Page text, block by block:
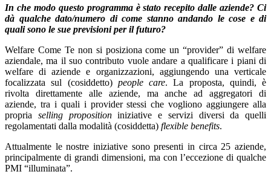
In che modo questo programma è stato recepito dalle aziende? Ci
dà qualche dato/numero di come stanno andando le cose e di
quali sono le sue previsioni per il futuro?
Welfare Come Te non si posiziona come un “provider” di welfare
aziendale, ma il suo contributo vuole andare a qualificare i piani di
welfare di aziende e organizzazioni, aggiungendo una verticale
focalizzata sul (cosiddetto) people care. La proposta, quindi, è
rivolta direttamente alle aziende, ma anche ad aggregatori di
aziende, tra i quali i provider stessi che vogliono aggiungere alla
propria selling propositioniniziative e servizi diversi da quelli
regolamentati dalla modalità (cosiddetta) flexible benefits.
Attualmente le nostre iniziative sono presenti in circa 25 aziende,
principalmente di grandi dimensioni, ma con l’eccezione di qualche
PMI “illuminata”.